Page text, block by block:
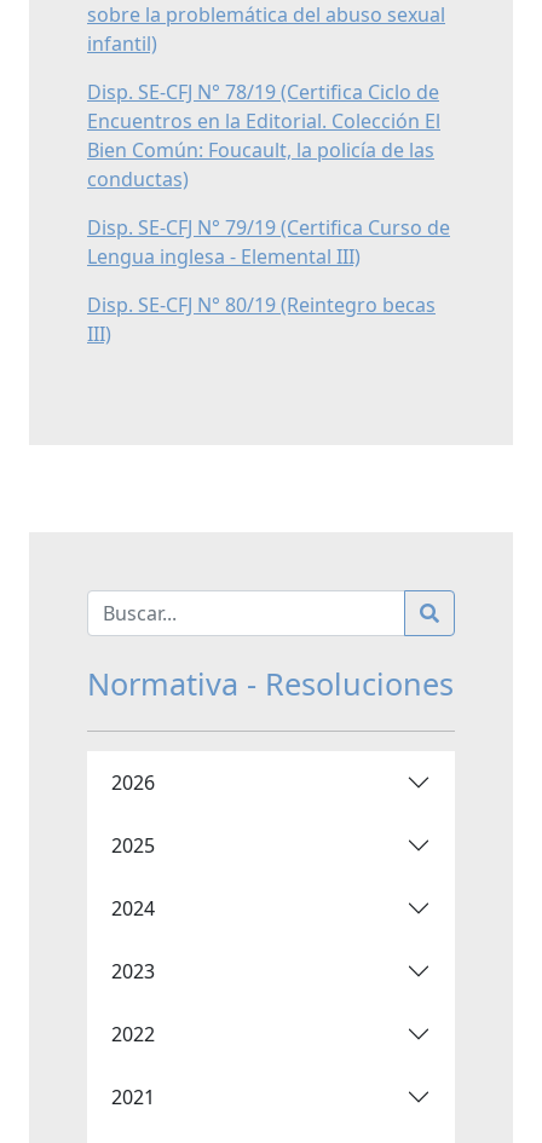
sobre la problemática del abuso sexual
infantil)
Disp. SE-CFJ N° 78/19 (Certifica Ciclo de
Encuentros en la Editorial. Colección El
Bien Común: Foucault, la policía de las
conductas)
Disp. SE-CFJ N° 79/19 (Certifica Curso de
Lengua inglesa - Elemental III)
Disp. SE-CFJ N° 80/19 (Reintegro becas
III)
Normativa - Resoluciones
2026
2025
2024
2023
2022
2021